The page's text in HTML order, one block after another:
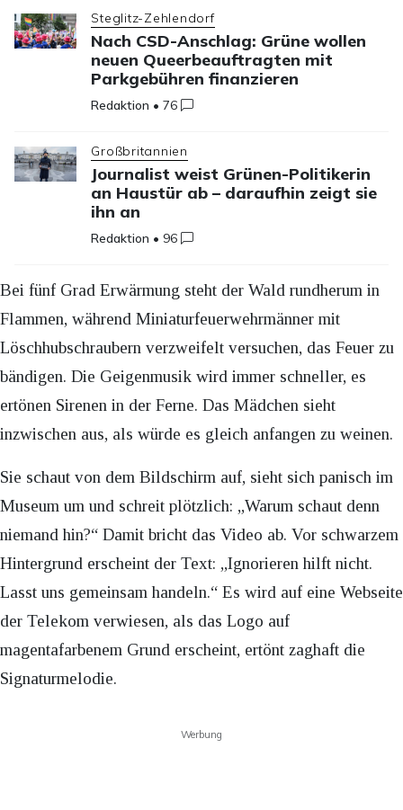
Steglitz-Zehlendorf
Nach CSD-Anschlag: Grüne wollen
neuen Queerbeauftragten mit
Parkgebühren finanzieren
Redaktion •76
Großbritannien
Journalist weist Grünen-Politikerin
an Haustür ab – daraufhin zeigt sie
ihn an
Redaktion • 96
Bei fünf Grad Erwärmung steht der Wald rundherum in
Flammen, während Miniaturfeuerwehrmänner mit
Löschhubschraubern verzweifelt versuchen, das Feuer zu
bändigen. Die Geigenmusik wird immer schneller, es
ertönen Sirenen in der Ferne. Das Mädchen sieht
inzwischen aus, als würde es gleich anfangen zu weinen.
Sie schaut von dem Bildschirm auf, sieht sich panisch im
Museum um und schreit plötzlich: „Warum schaut denn
niemand hin?“ Damit bricht das Video ab. Vor schwarzem
Hintergrund erscheint der Text: „Ignorieren hilft nicht.
Lasst uns gemeinsam handeln.“ Es wird auf eine Webseite
der Telekom verwiesen, als das Logo auf
magentafarbenem Grund erscheint, ertönt zaghaft die
Signaturmelodie.
Werbung